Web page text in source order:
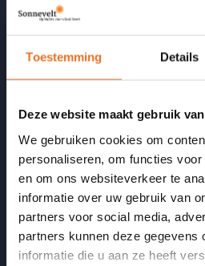
Toestemming Details
Deze website maakt gebruik
We gebruiken cookies om
personaliseren, om functies
en om ons websiteverkeer te
informatie over uw gebruik van
partners voor social media,
partners kunnen deze gegevens
informatie die u aan ze heeft
(Eigen praktijk)verhalen
Over ons
Vacatures
Docenten
Medewerkers
Acties